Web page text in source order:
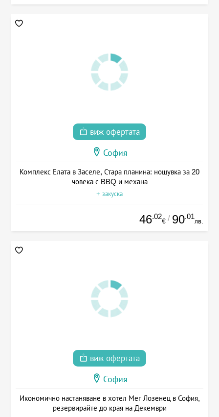
виж офертата
София
Комплекс Елата в Заселе, Стара планина: нощувка за 20
човека с BBQ и механа
+ закуска
46.02
€ / 90.01
лв.
виж офертата
София
Икономично настаняване в хотел Мег Лозенец в София,
резервирайте до края на Декември